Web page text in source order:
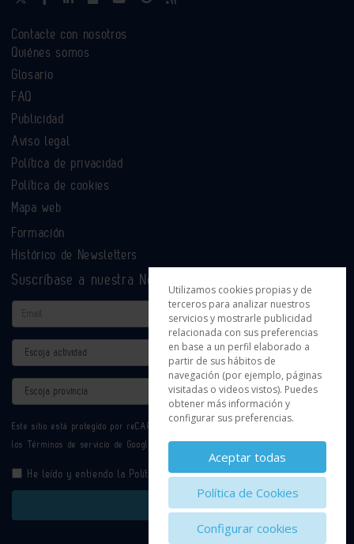
Contacte con nosotros
Quiénes somos
Glosario
FAQ
Publicidad
Aviso legal
Política de privacidad
Política de cookies
Mapa web
Formación
Histórico de Newsletters
Suscríbase a nuestra Newsletter
Email
Actividad
Provincia
Este sitio está protegido por reCAPTCHA y se aplican la
los Términos de servicio de Google.
He leído y entiendo la Política de Privacidad
Enviar
Utilizamos cookies propias y de
terceros para analizar nuestros
servicios y mostrarle publicidad
relacionada con sus preferencias
en base a un perfil elaborado a
partir de sus hábitos de
navegación (por ejemplo, páginas
visitadas o videos vistos). Puedes
obtener más información y
configurar sus preferencias.
Aceptar todas
Política de Cookies
Configurar cookies